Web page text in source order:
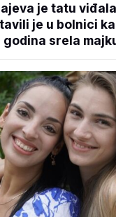
je tatu
je u bolnici
godina srela